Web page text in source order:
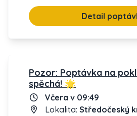
Detail
Pozor: Poptávka na
spěchá! 🌟
Včera v 09:49
Lokalita: Středočeský